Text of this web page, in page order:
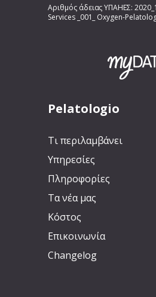
Αριθμός άδειας ΥΠΑΗΕΣ:
Services _001_ Oxygen-
Pelatologio
Τι περιλαμβάνει
Υπηρεσίες
Πληροφορίες
Τα νέα μας
Κόστος
Επικοινωνία
Changelog